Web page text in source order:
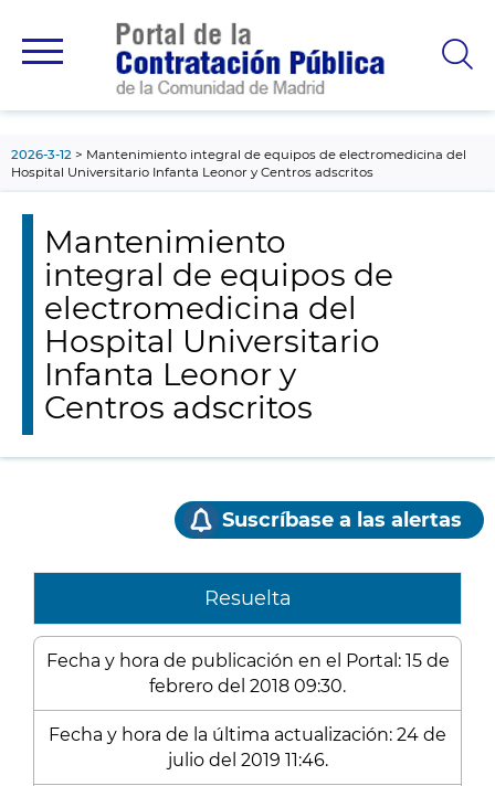
principal
2026-3-12
Mantenimiento integral de equipos de electromedicina del
Hospital Universitario Infanta Leonor y Centros adscritos
Mantenimiento
integral de equipos de
electromedicina del
Hospital Universitario
Infanta Leonor y
Centros adscritos
Suscríbase a las alertas
Resuelta
Fecha y hora de publicación en el Portal: 15 de
febrero del 2018 09:30.
Fecha y hora de la última actualización: 24 de
julio del 2019 11:46.